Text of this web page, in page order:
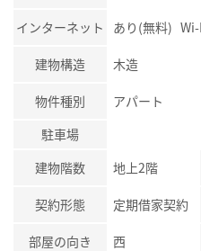
インターネット あり(無料) Wi-
建物構造 木造
物件種別
アパート
駐車場
建物階数
地上2階
契約形態 定期借家契約
部屋の向き 西